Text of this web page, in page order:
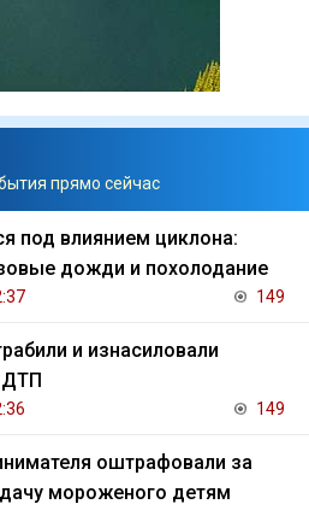
прямо сейчас
под влиянием циклона:
дожди и похолодание
149
и изнасиловали
149
оштрафовали за
мороженого детям